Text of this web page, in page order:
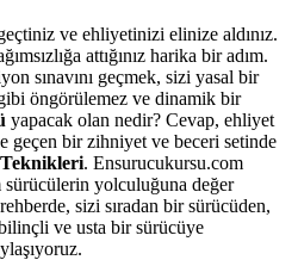
ve ehliyetinizi elinize aldınız.
attığınız harika bir adım.
sınavını geçmek, sizi yasal bir
öngörülemez ve dinamik bir
yapacak olan nedir? Cevap, ehliyet
geçen bir zihniyet ve beceri setinde
. Ensurucukursu.com
sürücülerin yolculuğuna değer
sizi sıradan bir sürücüden,
ve usta bir sürücüye